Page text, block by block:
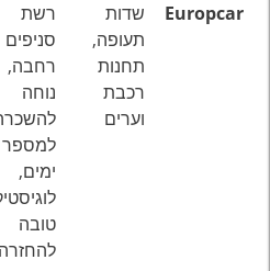
Europcar
שדות
תעופה,
תחנות
רכבת
וערים
רשת
סניפים
רחבה,
נוחה
למספר
ימים,
טובה
להחזרה